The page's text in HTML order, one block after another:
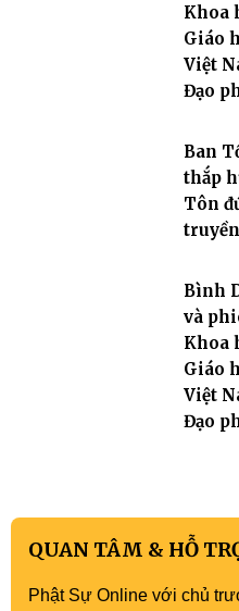
Khoa
Giáo
Việt
Đạo
Ban
thắp
Tôn
Bình
và
Khoa
Giáo
Việt
Đạo
QUAN TÂM & HỖ
Phật Sự Online với chủ